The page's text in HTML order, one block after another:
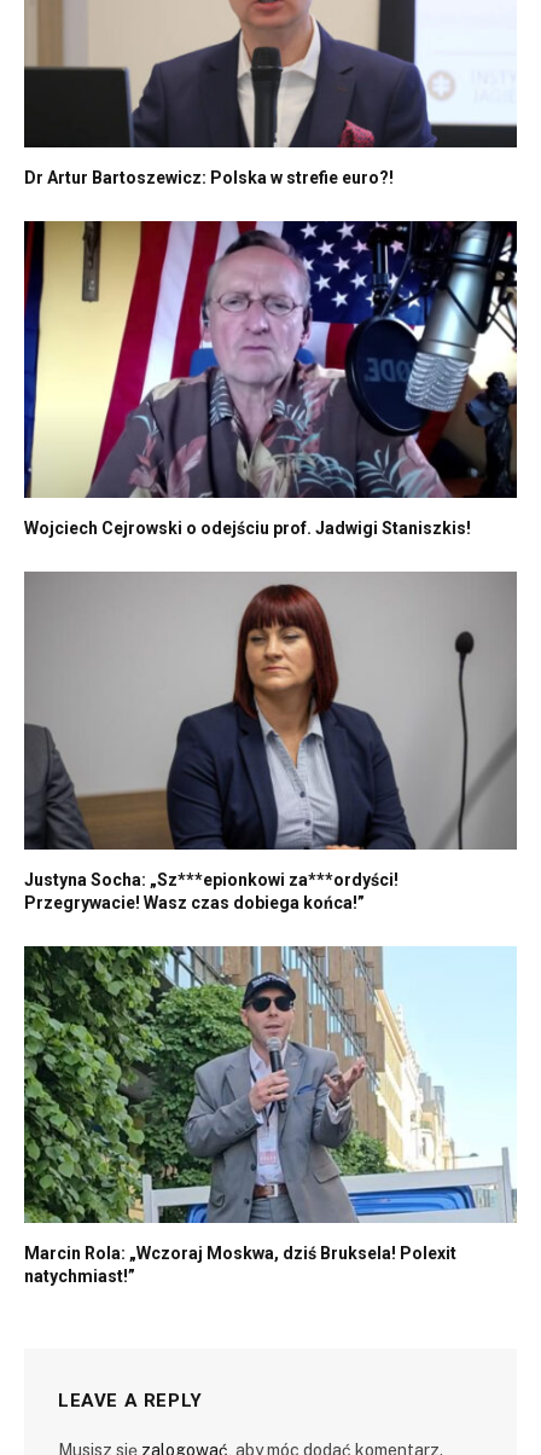
Dr Artur Bartoszewicz: Polska w strefie euro?!
Wojciech Cejrowski o odejściu prof. Jadwigi Staniszkis!
Justyna Socha: „Sz***epionkowi za***ordyści!
Przegrywacie! Wasz czas dobiega końca!”
Marcin Rola: „Wczoraj Moskwa, dziś Bruksela! Polexit
natychmiast!”
LEAVE A REPLY
Musisz się zalogować , aby móc dodać komentarz.